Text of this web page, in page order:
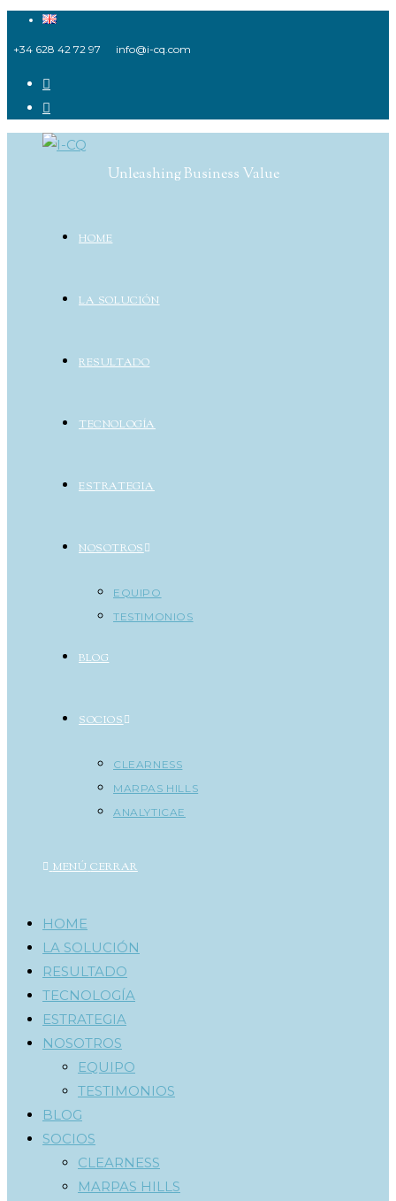
al
+34 628 42 72 97 info@i-cq.com
Unleashing Business Value
HOME
LA SOLUCIÓN
RESULTADO
TECNOLOGÍA
ESTRATEGIA
NOSOTROS
EQUIPO
TESTIMONIOS
BLOG
SOCIOS
CLEARNESS
MARPAS HILLS
ANALYTICAE
MENÚ CERRAR
HOME
LA SOLUCIÓN
RESULTADO
TECNOLOGÍA
ESTRATEGIA
NOSOTROS
EQUIPO
TESTIMONIOS
BLOG
SOCIOS
CLEARNESS
MARPAS HILLS